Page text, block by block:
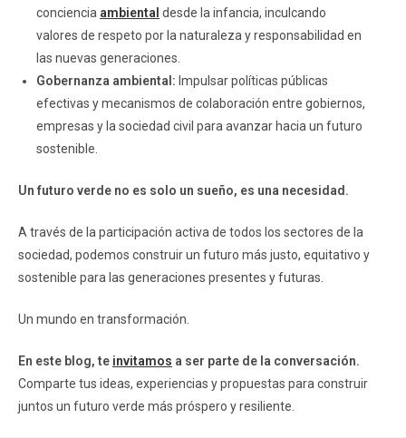
conciencia ambiental desde la infancia, inculcando
valores de respeto por la naturaleza y responsabilidad en
las nuevas generaciones.
Gobernanza ambiental: Impulsar políticas públicas
efectivas y mecanismos de colaboración entre gobiernos,
empresas y la sociedad civil para avanzar hacia un futuro
sostenible.
Un futuro verde no es solo un sueño, es una necesidad.
A través de la participación activa de todos los sectores de la
sociedad, podemos construir un futuro más justo, equitativo y
sostenible para las generaciones presentes y futuras.
Un mundo en transformación.
En este blog, te invitamos a ser parte de la conversación.
Comparte tus ideas, experiencias y propuestas para construir
juntos un futuro verde más próspero y resiliente.